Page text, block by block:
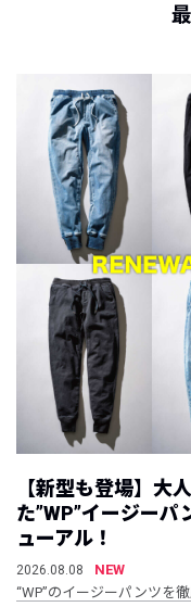
【新型も登場】大
た”WP”イージーパ
ューアル！
2026.08.08
NEW
“WP”のイージーパンツを